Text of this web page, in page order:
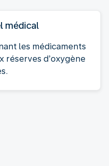
médical
les médicaments
réserves d’oxygène